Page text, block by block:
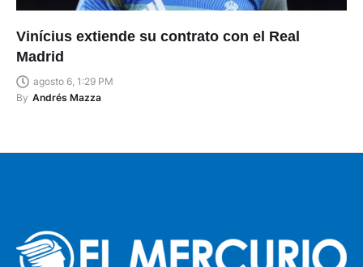
Vinícius extiende su contrato con el Real
Madrid
agosto 6, 1:29 PM
By Andrés Mazza